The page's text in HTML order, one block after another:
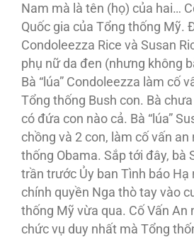
Nam mà là tên (họ) của hai…
Quốc gia của Tổng thống Mỹ.
Condoleezza Rice và Susan
phụ nữ da đen (nhưng không
Bà “lúa” Condoleezza làm cố
Tổng thống Bush con. Bà
có đứa con nào cả. Bà “lúa”
chồng và 2 con, làm cố vấn an
thống Obama. Sắp tới đây, bà
trần trước Ủy ban Tình báo Hạ
chính quyền Nga thò tay vào
thống Mỹ vừa qua. Cố Vấn An
chức vụ duy nhất mà Tổng